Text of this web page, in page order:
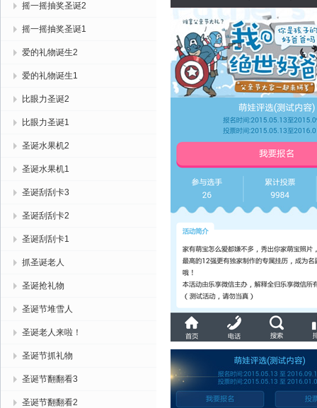
摇一摇抽奖圣诞2
摇一摇抽奖圣诞1
爱的礼物诞生2
爱的礼物诞生1
比眼力圣诞2
比眼力圣诞1
圣诞水果机2
圣诞水果机1
圣诞刮刮卡3
圣诞刮刮卡2
圣诞刮刮卡1
抓圣诞老人
圣诞抢礼物
圣诞节堆雪人
圣诞老人来啦！
圣诞节抓礼物
圣诞节翻翻看3
圣诞节翻翻看2